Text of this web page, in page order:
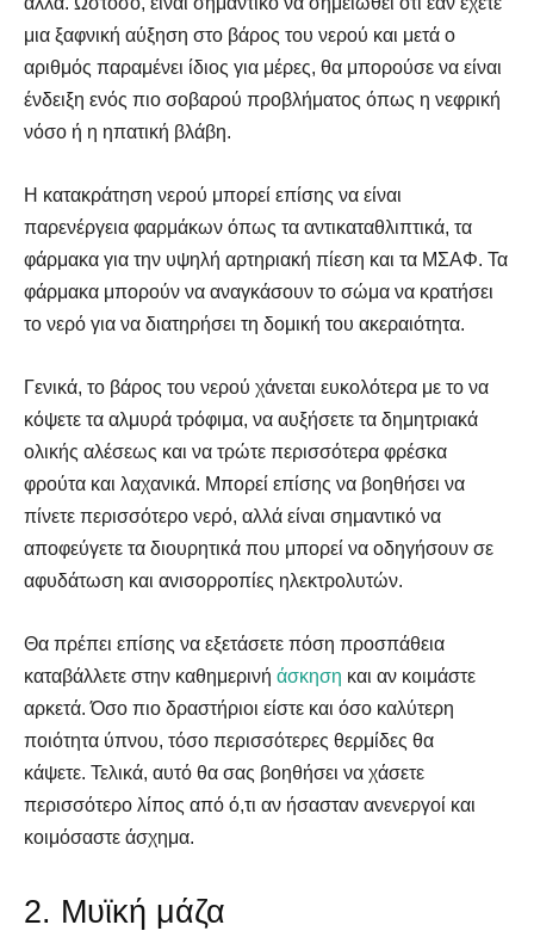
μια ξαφνική αύξηση στο βάρος του νερού και μετά ο
αριθμός παραμένει ίδιος για μέρες, θα μπορούσε να είναι
ένδειξη ενός πιο σοβαρού προβλήματος όπως η νεφρική
νόσο ή η ηπατική βλάβη.
Η κατακράτηση νερού μπορεί επίσης να είναι
παρενέργεια φαρμάκων όπως τα αντικαταθλιπτικά, τα
φάρμακα για την υψηλή αρτηριακή πίεση και τα ΜΣΑΦ. Τα
φάρμακα μπορούν να αναγκάσουν το σώμα να κρατήσει
το νερό για να διατηρήσει τη δομική του ακεραιότητα.
Γενικά, το βάρος του νερού χάνεται ευκολότερα με το να
κόψετε τα αλμυρά τρόφιμα, να αυξήσετε τα δημητριακά
ολικής αλέσεως και να τρώτε περισσότερα φρέσκα
φρούτα και λαχανικά. Μπορεί επίσης να βοηθήσει να
πίνετε περισσότερο νερό, αλλά είναι σημαντικό να
αποφεύγετε τα διουρητικά που μπορεί να οδηγήσουν σε
αφυδάτωση και ανισορροπίες ηλεκτρολυτών.
Θα πρέπει επίσης να εξετάσετε πόση προσπάθεια
καταβάλλετε στην καθημερινή άσκηση και αν κοιμάστε
αρκετά. Όσο πιο δραστήριοι είστε και όσο καλύτερη
ποιότητα ύπνου, τόσο περισσότερες θερμίδες θα
κάψετε. Τελικά, αυτό θα σας βοηθήσει να χάσετε
περισσότερο λίπος από ό,τι αν ήσασταν ανενεργοί και
κοιμόσαστε άσχημα.
2. Μυϊκή μάζα